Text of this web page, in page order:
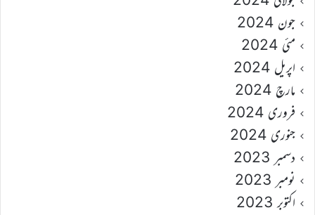
جون 2024
مئی 2024
اپریل 2024
مارچ 2024
فروری 2024
جنوری 2024
دسمبر 2023
نومبر 2023
اکتوبر 2023